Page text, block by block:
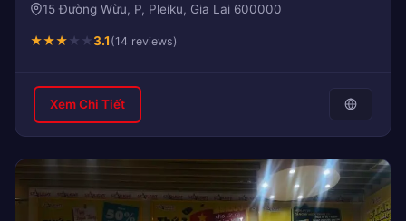
15 Đường Wừu, P, Pleiku, Gia Lai 600000
★★★★ ★3.1 (14 reviews)
Xem Chi Tiết